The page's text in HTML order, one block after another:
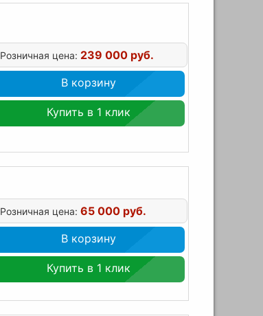
Розничная цена: 239 000 руб.
В корзину
Купить в 1 клик
Розничная цена: 65 000 руб.
В корзину
Купить в 1 клик